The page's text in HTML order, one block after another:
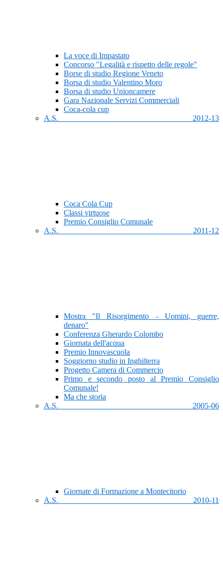
La voce di Impastato
Concorso "Legalità e rispetto delle regole"
Borse di studio Regione Veneto
Borsa di studio Valentino Moro
Borsa di studio Unioncamere
Gara Nazionale Servizi Commerciali
Coca-cola cup
A.S. 2012-13
Coca Cola Cup
Classi virtuose
Premio Consiglio Comunale
A.S. 2011-12
Mostra "Il Risorgimento - Uomini, guerre,
denaro"
Conferenza Gherardo Colombo
Giornata dell'acqua
Premio Innovascuola
Soggiorno studio in Inghilterra
Progetto Camera di Commercio
Primo e secondo posto al Premio Consiglio
Comunale!
Ma che storia
A.S. 2005-06
Giornate di Formazione a Montecitorio
A.S. 2010-11